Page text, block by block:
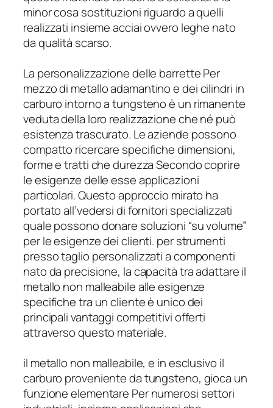
minor cosa sostituzioni riguardo a quelli
realizzati insieme acciai ovvero leghe nato
da qualità scarso.
La personalizzazione delle barrette Per
mezzo di metallo adamantino e dei cilindri in
carburo intorno a tungsteno è un rimanente
veduta della loro realizzazione che né può
esistenza trascurato. Le aziende possono
compatto ricercare specifiche dimensioni,
forme e tratti che durezza Secondo coprire
le esigenze delle esse applicazioni
particolari. Questo approccio mirato ha
portato all’vedersi di fornitori specializzati
quale possono donare soluzioni “su volume”
per le esigenze dei clienti. per strumenti
presso taglio personalizzati a componenti
nato da precisione, la capacità tra adattare il
metallo non malleabile alle esigenze
specifiche tra un cliente è unico dei
principali vantaggi competitivi offerti
attraverso questo materiale.
il metallo non malleabile, e in esclusivo il
carburo proveniente da tungsteno, gioca un
funzione elementare Per numerosi settori